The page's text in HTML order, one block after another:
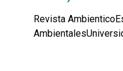
Revista